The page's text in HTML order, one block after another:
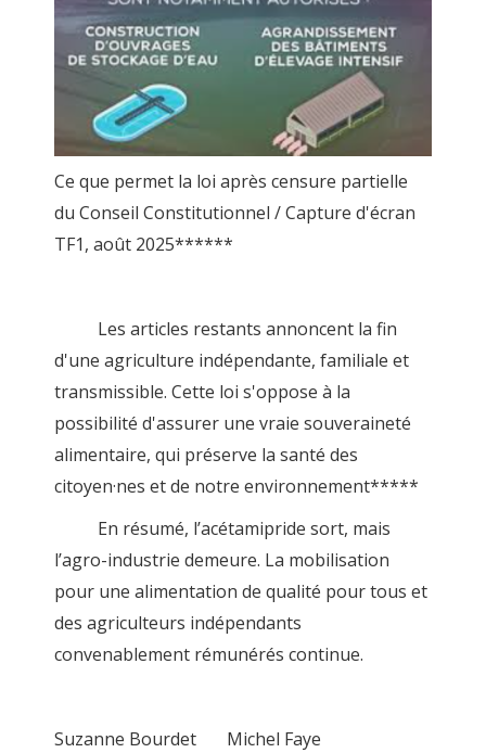
Ce que permet la loi après censure partielle
du Conseil Constitutionnel / Capture d'écran
TF1, août 2025******
Les articles restants annoncent la fin
d'une agriculture indépendante, familiale et
transmissible. Cette loi s'oppose à la
possibilité d'assurer une vraie souveraineté
alimentaire, qui préserve la santé des
citoyen·nes et de notre environnement*****
En résumé, l’acétamipride sort, mais
l’agro-industrie demeure. La mobilisation
pour une alimentation de qualité pour tous et
des agriculteurs indépendants
convenablement rémunérés continue.
Suzanne Bourdet Michel Faye